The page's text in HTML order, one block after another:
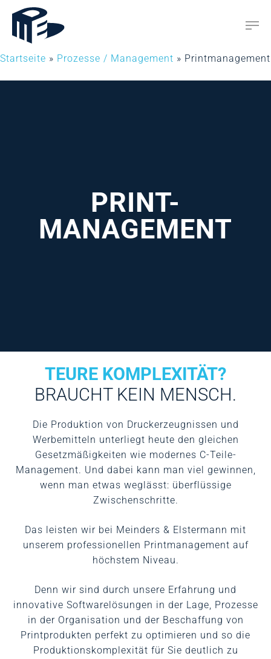
Startseite » Prozesse / Management » Printmanagement
PRINT-
MANAGEMENT
TEURE KOMPLEXITÄT?
BRAUCHT KEIN MENSCH.
Die Produktion von Druckerzeugnissen und
Werbemitteln unterliegt heute den gleichen
Gesetzmäßigkeiten wie modernes C-Teile-
Management. Und dabei kann man viel gewinnen,
wenn man etwas weglässt: überflüssige
Zwischenschritte.
Das leisten wir bei Meinders & Elstermann mit
unserem professionellen Printmanagement auf
höchstem Niveau.
Denn wir sind durch unsere Erfahrung und
innovative Softwarelösungen in der Lage, Prozesse
in der Organisation und der Beschaffung von
Printprodukten perfekt zu optimieren und so die
Produktionskomplexität für Sie deutlich zu